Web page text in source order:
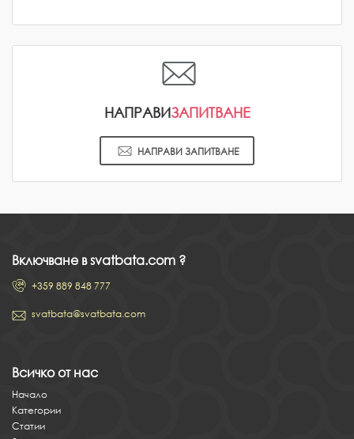
НАПРАВИЗАПИТВАНЕ
НАПРАВИ ЗАПИТВАНЕ
Включване в svatbata.com ?
+359 889 848 777
svatbata@svatbata.com
Всичко от нас
Начало
Категории
Статии